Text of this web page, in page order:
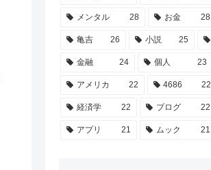
メンタル 28 お金 28
亀吉 26 小説 25
金融 24 個人 23
アメリカ 22 4686 22
経済学 22 ブログ 22
アプリ 21 ムック 21